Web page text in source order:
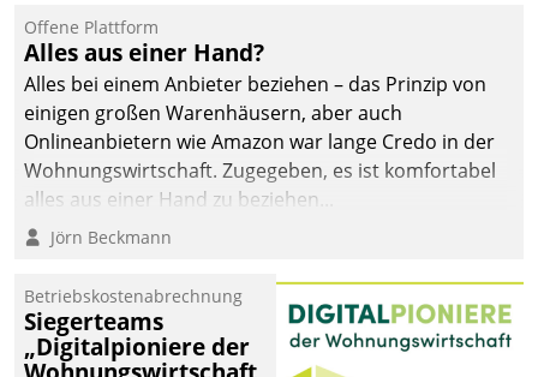
Offene Plattform
Alles aus einer Hand?
Alles bei einem Anbieter beziehen – das Prinzip von
einigen großen Warenhäusern, aber auch
Onlineanbietern wie Amazon war lange Credo in der
Wohnungswirtschaft. Zugegeben, es ist komfortabel
alles aus einer Hand zu beziehen...
Jörn Beckmann
Betriebskostenabrechnung
Siegerteams
„Digitalpioniere der